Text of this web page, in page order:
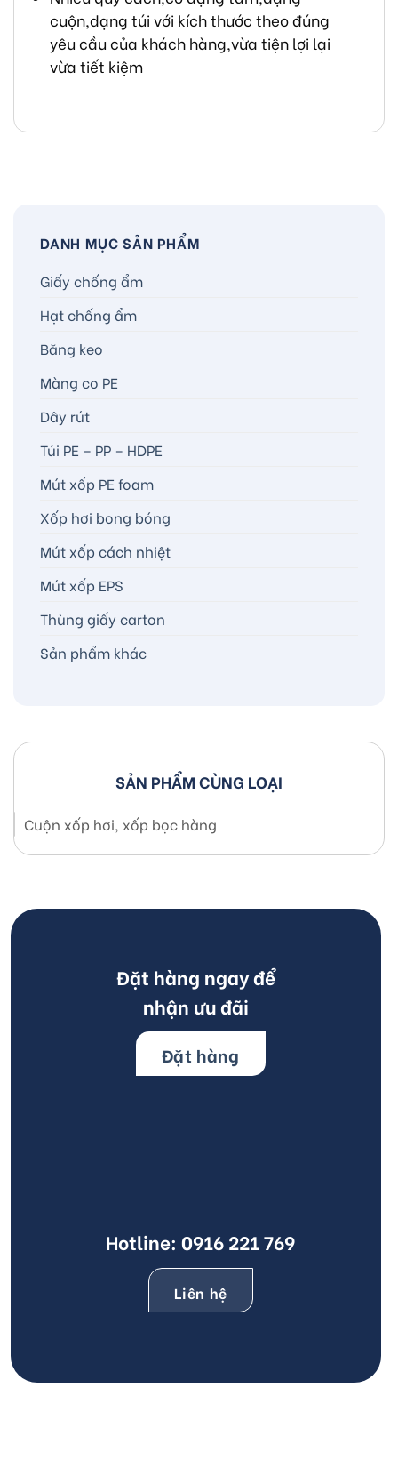
cuộn,dạng túi với kích thước theo đúng
yêu cầu của khách hàng,vừa tiện lợi lại
vừa tiết kiệm
DANH MỤC SẢN PHẨM
Giấy chống ẩm
Hạt chống ẩm
Băng keo
Màng co PE
Dây rút
Túi PE – PP – HDPE
Mút xốp PE foam
Xốp hơi bong bóng
Mút xốp cách nhiệt
Mút xốp EPS
Thùng giấy carton
Sản phẩm khác
SẢN PHẨM CÙNG LOẠI
Cuộn xốp hơi, xốp bọc hàng
Đặt hàng ngay để
nhận ưu đãi
Đặt hàng
Hotline: 0916 221 769
Liên hệ